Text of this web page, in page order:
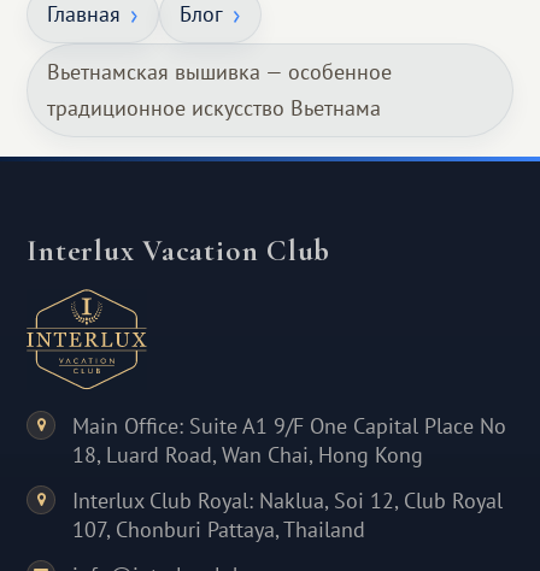
Главная Блог
Вьетнамская вышивка — особенное
традиционное искусство Вьетнама
Interlux Vacation Club
Main Office: Suite A1 9/F One Capital Place No
18, Luard Road, Wan Chai, Hong Kong
Interlux Club Royal: Naklua, Soi 12, Club Royal
107, Chonburi Pattaya, Thailand